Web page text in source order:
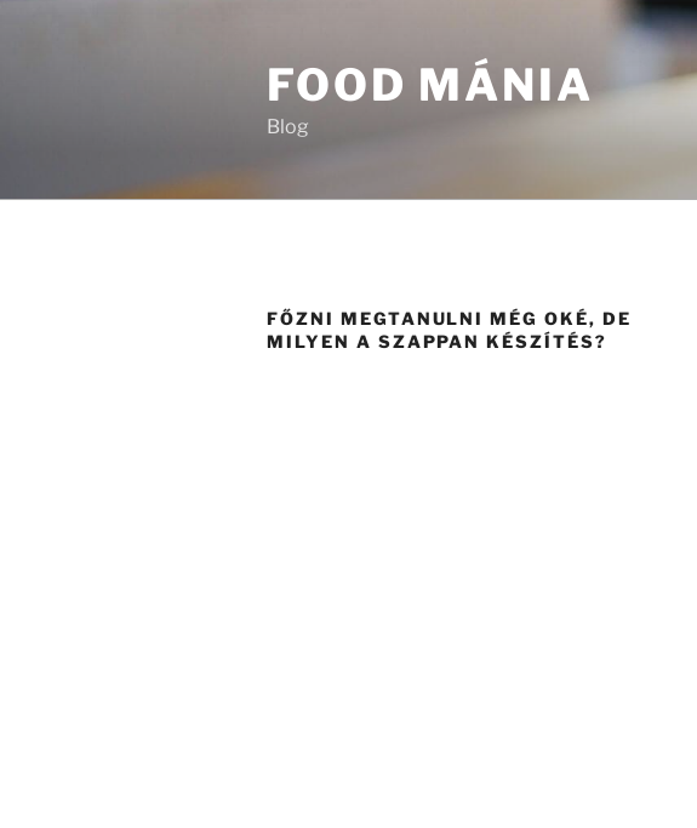
FOOD MÁNIA
Blog
FŐZNI MEGTANULNI MÉG OKÉ, DE
MILYEN A SZAPPAN KÉSZÍTÉS?